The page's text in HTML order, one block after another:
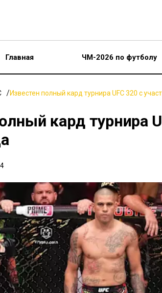
Главная ЧМ-2026 по футболу
Известен полный кард турнира UFC 320 с
кард турнира